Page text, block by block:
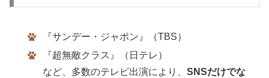
『サンデー・ジャポン』（TBS）
『超無敵クラス』（日テレ）
など、多数のテレビ出演により、 SNSだけでな